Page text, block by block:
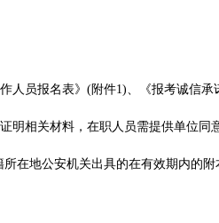
人员报名表》(附件1)、《报考诚信承
明相关材料，在职人员需提供单位同
在地公安机关出具的在有效期内的附